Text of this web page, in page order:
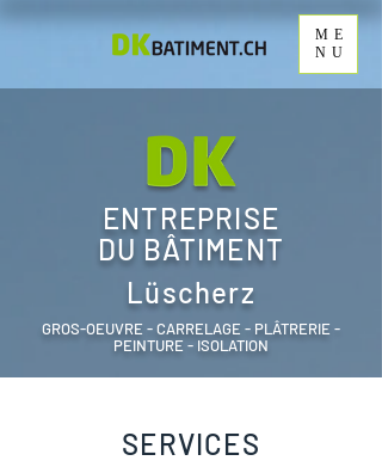
ME
NU
ENTREPRISE
DU BÂTIMENT
Lüscherz
GROS-OEUVRE - CARRELAGE - PLÂTRERIE -
PEINTURE - ISOLATION
SERVICES